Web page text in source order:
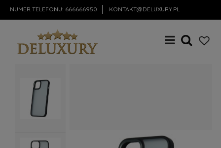
NUMER TELEFONU: 666666950 KONTAKT@DELUXURY.PL